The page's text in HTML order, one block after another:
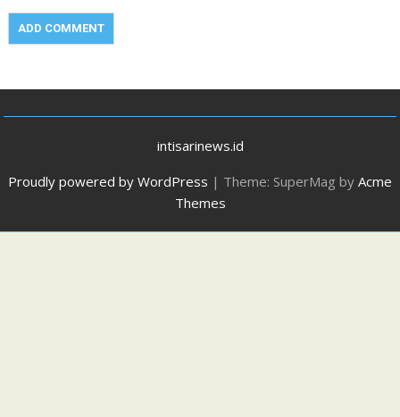
intisarinews.id
Proudly powered by WordPress | Theme: SuperMag by Acme
Themes